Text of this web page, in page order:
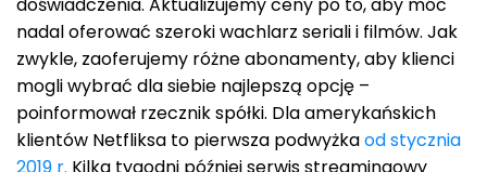
doświadczenia. Aktualizujemy ceny po to, aby móc
nadal oferować szeroki wachlarz seriali i filmów. Jak
zwykle, zaoferujemy różne abonamenty, aby klienci
mogli wybrać dla siebie najlepszą opcję –
poinformował rzecznik spółki. Dla amerykańskich
klientów Netfliksa to pierwsza podwyżkaod stycznia